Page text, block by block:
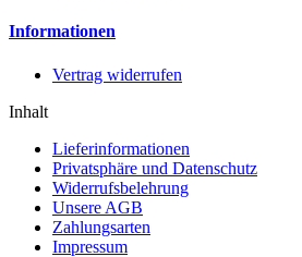
Informationen
Vertrag widerrufen
Inhalt
Lieferinformationen
Privatsphäre und Datenschutz
Widerrufsbelehrung
Unsere AGB
Zahlungsarten
Impressum